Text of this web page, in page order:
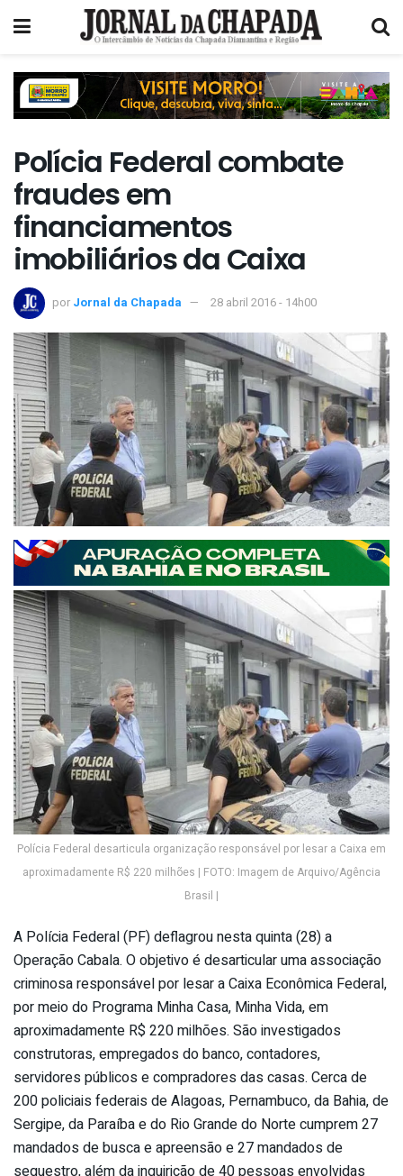
Polícia Federal combate
fraudes em
financiamentos
imobiliários da Caixa
por Jornal da Chapada 28 abril 2016 - 14h00
Polícia Federal desarticula organização responsável por lesar a Caixa em
aproximadamente R$ 220 milhões | FOTO: Imagem de Arquivo/Agência
Brasil |
A Polícia Federal (PF) deflagrou nesta quinta (28) a
Operação Cabala. O objetivo é desarticular uma associação
criminosa responsável por lesar a Caixa Econômica Federal,
por meio do Programa Minha Casa, Minha Vida, em
aproximadamente R$ 220 milhões. São investigados
construtoras, empregados do banco, contadores,
servidores públicos e compradores das casas. Cerca de
200 policiais federais de Alagoas, Pernambuco, da Bahia, de
Sergipe, da Paraíba e do Rio Grande do Norte cumprem 27
mandados de busca e apreensão e 27 mandados de
sequestro, além da inquirição de 40 pessoas envolvidas